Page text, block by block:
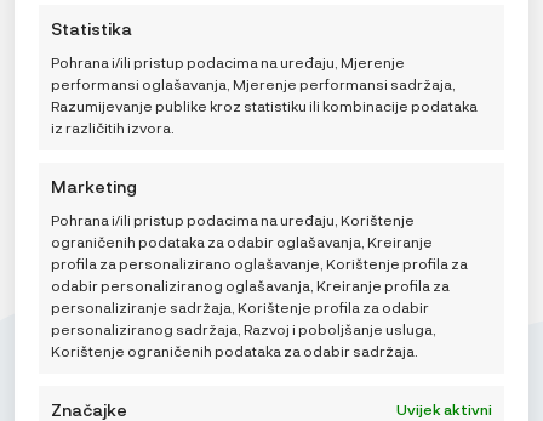
privole može negativno utjecati na određene značajke i
prekidača na Politici kolačića ili klikom na gumb za
upravljanje privolom na dnu ekrana.
Statistika
Pohrana i/ili pristup podacima na uređaju, Mjerenje
performansi oglašavanja, Mjerenje performansi sadržaja,
Razumijevanje publike kroz statistiku ili kombinacije podataka
iz različitih izvora.
Marketing
Pohrana i/ili pristup podacima na uređaju, Korištenje
ograničenih podataka za odabir oglašavanja, Kreiranje
profila za personalizirano oglašavanje, Korištenje profila za
odabir personaliziranog oglašavanja, Kreiranje profila za
personaliziranje sadržaja, Korištenje profila za odabir
personaliziranog sadržaja, Razvoj i poboljšanje usluga,
Korištenje ograničenih podataka za odabir sadržaja.
Značajke
Uvijek aktivni
29,95 €.
DODAJ U KOŠARICU